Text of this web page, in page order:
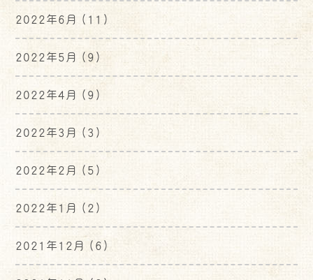
2022年6月 (11)
2022年5月 (9)
2022年4月 (9)
2022年3月 (3)
2022年2月 (5)
2022年1月 (2)
2021年12月 (6)